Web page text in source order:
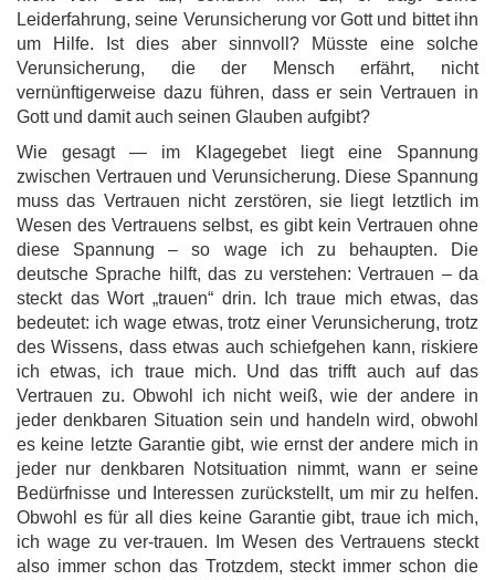
Leiderfahrung, seine Verunsicherung vor Gott und bittet ihn
um Hilfe. Ist dies aber sinnvoll? Müsste eine solche
Verunsicherung, die der Mensch erfährt, nicht
vernünftigerweise dazu führen, dass er sein Vertrauen in
Gott und damit auch seinen Glauben aufgibt?
Wie gesagt — im Klagegebet liegt eine Spannung
zwischen Vertrauen und Verunsicherung. Diese Spannung
muss das Vertrauen nicht zerstören, sie liegt letztlich im
Wesen des Vertrauens selbst, es gibt kein Vertrauen ohne
diese Spannung – so wage ich zu behaupten. Die
deutsche Sprache hilft, das zu verstehen: Vertrauen – da
steckt das Wort „trauen“ drin. Ich traue mich etwas, das
bedeutet: ich wage etwas, trotz einer Verunsicherung, trotz
des Wissens, dass etwas auch schiefgehen kann, riskiere
ich etwas, ich traue mich. Und das trifft auch auf das
Vertrauen zu. Obwohl ich nicht weiß, wie der andere in
jeder denkbaren Situation sein und handeln wird, obwohl
es keine letzte Garantie gibt, wie ernst der andere mich in
jeder nur denkbaren Notsituation nimmt, wann er seine
Bedürfnisse und Interessen zurückstellt, um mir zu helfen.
Obwohl es für all dies keine Garantie gibt, traue ich mich,
ich wage zu ver-trauen. Im Wesen des Vertrauens steckt
also immer schon das Trotzdem, steckt immer schon die